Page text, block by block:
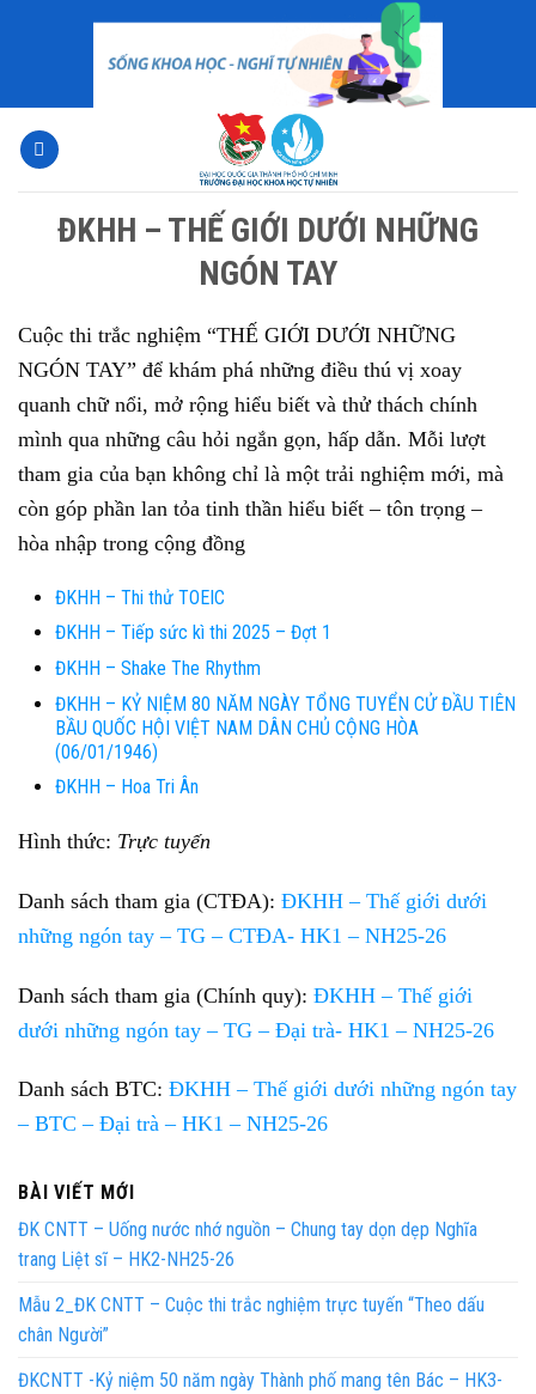
ĐKHH – THẾ GIỚI DƯỚI NHỮNG
NGÓN TAY
Cuộc thi trắc nghiệm “THẾ GIỚI DƯỚI NHỮNG
NGÓN TAY” để khám phá những điều thú vị xoay
quanh chữ nổi, mở rộng hiểu biết và thử thách chính
mình qua những câu hỏi ngắn gọn, hấp dẫn. Mỗi lượt
tham gia của bạn không chỉ là một trải nghiệm mới, mà
còn góp phần lan tỏa tinh thần hiểu biết – tôn trọng –
hòa nhập trong cộng đồng
ĐKHH – Thi thử TOEIC
ĐKHH – Tiếp sức kì thi 2025 – Đợt 1
ĐKHH – Shake The Rhythm
ĐKHH – KỶ NIỆM 80 NĂM NGÀY TỔNG TUYỂN CỬ ĐẦU TIÊN
BẦU QUỐC HỘI VIỆT NAM DÂN CHỦ CỘNG HÒA
(06/01/1946)
ĐKHH – Hoa Tri Ân
Hình thức: Trực tuyến
Danh sách tham gia (CTĐA): ĐKHH – Thế giới dưới
những ngón tay – TG – CTĐA- HK1 – NH25-26
Danh sách tham gia (Chính quy): ĐKHH – Thế giới
dưới những ngón tay – TG – Đại trà- HK1 – NH25-26
Danh sách BTC: ĐKHH – Thế giới dưới những ngón tay
– BTC – Đại trà – HK1 – NH25-26
BÀI VIẾT MỚI
ĐK CNTT – Uống nước nhớ nguồn – Chung tay dọn dẹp Nghĩa
trang Liệt sĩ – HK2-NH25-26
Mẫu 2_ĐK CNTT – Cuộc thi trắc nghiệm trực tuyến “Theo dấu
chân Người”
ĐKCNTT -Kỷ niệm 50 năm ngày Thành phố mang tên Bác – HK3-